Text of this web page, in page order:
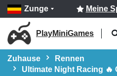
Zunge Meine
PlayMiniGames
Zuhause
Rennen
Ultimate Night Racing 🔥